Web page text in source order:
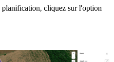
planification, cliquez sur l'option